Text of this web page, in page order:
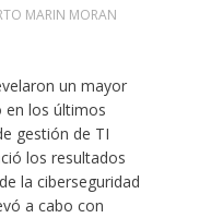
MARIN MORAN
un mayor
en los últimos
gestión de TI
los resultados
la ciberseguridad
a cabo con